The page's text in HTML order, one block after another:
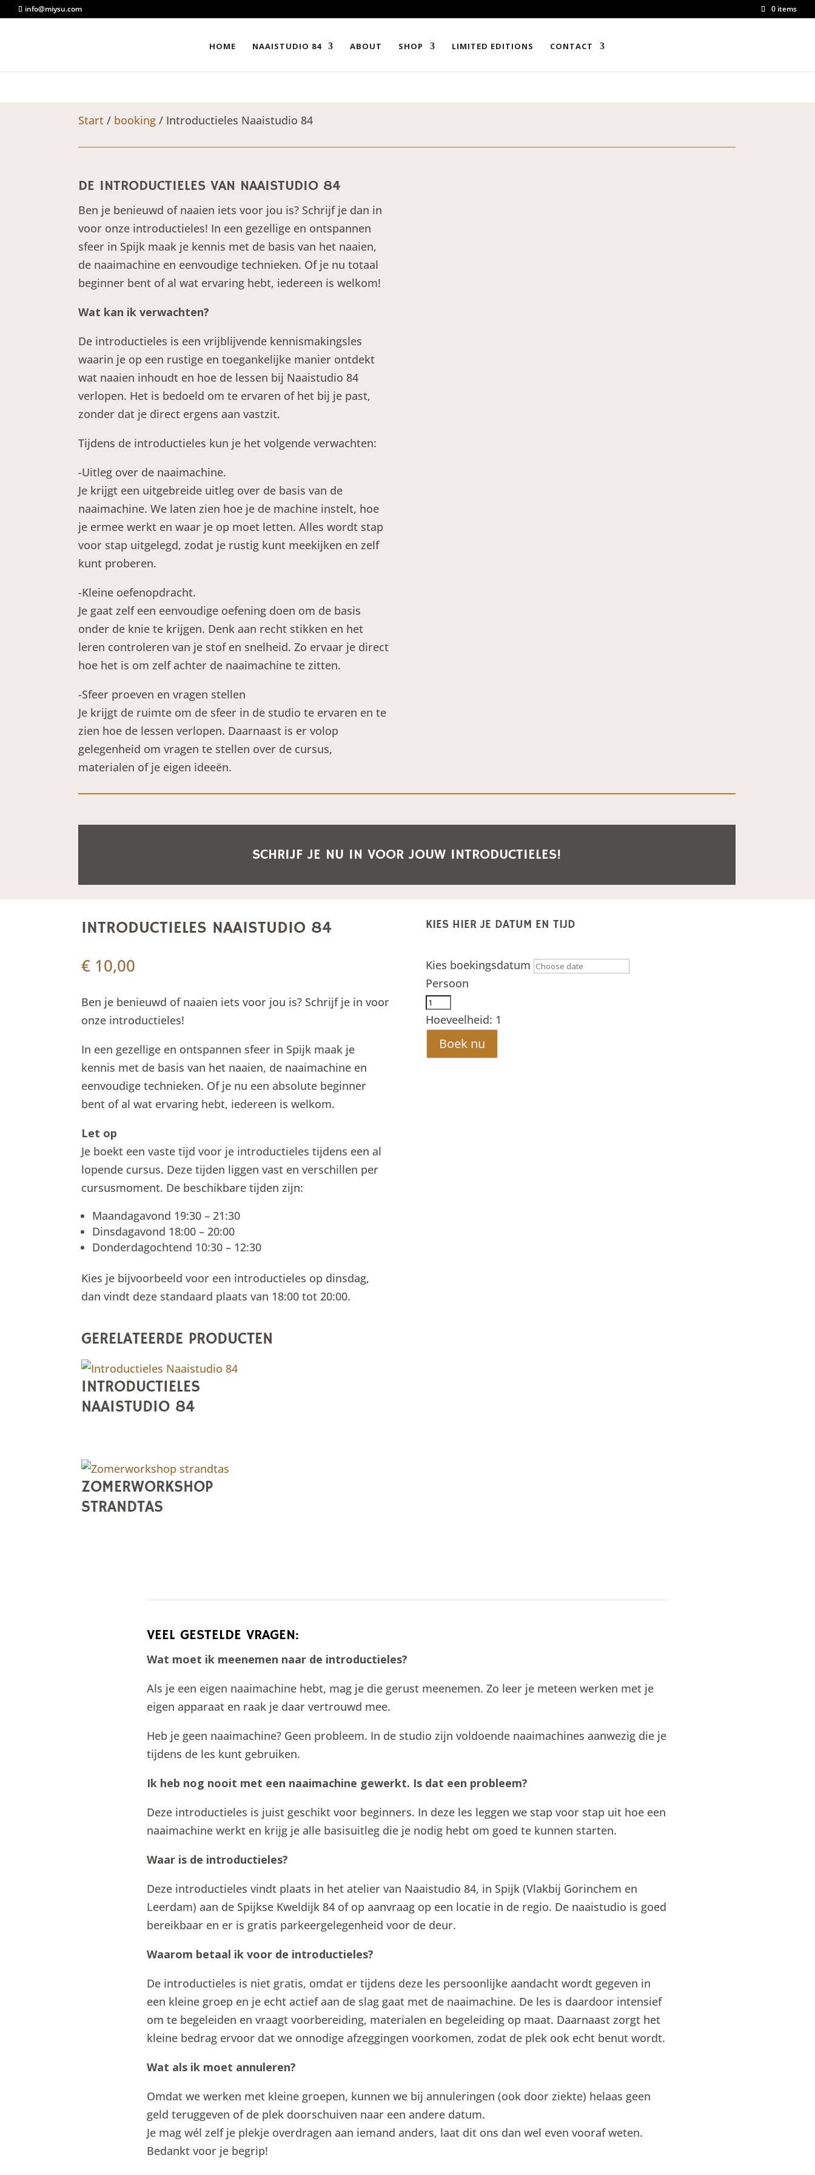
info@miysu.com 0 items
HOME NAAISTUDIO 84 ABOUT SHOP LIMITED EDITIONS CONTACT
Start/ booking/ Introductieles Naaistudio 84
DE INTRODUCTIELES VAN NAAISTUDIO 84
Ben je benieuwd of naaien iets voor jou is? Schrijf je dan in
voor onze introductieles! In een gezellige en ontspannen
sfeer in Spijk maak je kennis met de basis van het naaien,
de naaimachine en eenvoudige technieken. Of je nu totaal
beginner bent of al wat ervaring hebt, iedereen is welkom!
Wat kan ik verwachten?
De introductieles is een vrijblijvende kennismakingsles
waarin je op een rustige en toegankelijke manier ontdekt
wat naaien inhoudt en hoe de lessen bij Naaistudio 84
verlopen. Het is bedoeld om te ervaren of het bij je past,
zonder dat je direct ergens aan vastzit.
Tijdens de introductieles kun je het volgende verwachten:
-Uitleg over de naaimachine.
Je krijgt een uitgebreide uitleg over de basis van de
naaimachine. We laten zien hoe je de machine instelt, hoe
je ermee werkt en waar je op moet letten. Alles wordt stap
voor stap uitgelegd, zodat je rustig kunt meekijken en zelf
kunt proberen.
-Kleine oefenopdracht.
Je gaat zelf een eenvoudige oefening doen om de basis
onder de knie te krijgen. Denk aan recht stikken en het
leren controleren van je stof en snelheid. Zo ervaar je direct
hoe het is om zelf achter de naaimachine te zitten.
-Sfeer proeven en vragen stellen
Je krijgt de ruimte om de sfeer in de studio te ervaren en te
zien hoe de lessen verlopen. Daarnaast is er volop
gelegenheid om vragen te stellen over de cursus,
materialen of je eigen ideeën.
SCHRIJF JE NU IN VOOR JOUW INTRODUCTIELES!
INTRODUCTIELES NAAISTUDIO 84
€ 10,00
Ben je benieuwd of naaien iets voor jou is? Schrijf je in voor
onze introductieles!
In een gezellige en ontspannen sfeer in Spijk maak je
kennis met de basis van het naaien, de naaimachine en
eenvoudige technieken. Of je nu een absolute beginner
bent of al wat ervaring hebt, iedereen is welkom.
Let op
Je boekt een vaste tijd voor je introductieles tijdens een al
lopende cursus. Deze tijden liggen vast en verschillen per
cursusmoment. De beschikbare tijden zijn:
Maandagavond 19:30 – 21:30
Dinsdagavond 18:00 – 20:00
Donderdagochtend 10:30 – 12:30
Kies je bijvoorbeeld voor een introductieles op dinsdag,
dan vindt deze standaard plaats van 18:00 tot 20:00.
KIES HIER JE DATUM EN TIJD
Kies boekingsdatum
Persoon
Hoeveelheid: 1
Boek nu
GERELATEERDE PRODUCTEN
INTRODUCTIELES
NAAISTUDIO 84
ZOMERWORKSHOP
STRANDTAS
VEEL GESTELDE VRAGEN:
Wat moet ik meenemen naar de introductieles?
Als je een eigen naaimachine hebt, mag je die gerust meenemen. Zo leer je meteen werken met je
eigen apparaat en raak je daar vertrouwd mee.
Heb je geen naaimachine? Geen probleem. In de studio zijn voldoende naaimachines aanwezig die je
tijdens de les kunt gebruiken.
Ik heb nog nooit met een naaimachine gewerkt. Is dat een probleem?
Deze introductieles is juist geschikt voor beginners. In deze les leggen we stap voor stap uit hoe een
naaimachine werkt en krijg je alle basisuitleg die je nodig hebt om goed te kunnen starten.
Waar is de introductieles?
Deze introductieles vindt plaats in het atelier van Naaistudio 84, in Spijk (Vlakbij Gorinchem en
Leerdam) aan de Spijkse Kweldijk 84 of op aanvraag op een locatie in de regio. De naaistudio is goed
bereikbaar en er is gratis parkeergelegenheid voor de deur.
Waarom betaal ik voor de introductieles?
De introductieles is niet gratis, omdat er tijdens deze les persoonlijke aandacht wordt gegeven in
een kleine groep en je echt actief aan de slag gaat met de naaimachine. De les is daardoor intensief
om te begeleiden en vraagt voorbereiding, materialen en begeleiding op maat. Daarnaast zorgt het
kleine bedrag ervoor dat we onnodige afzeggingen voorkomen, zodat de plek ook echt benut wordt.
Wat als ik moet annuleren?
Omdat we werken met kleine groepen, kunnen we bij annuleringen (ook door ziekte) helaas geen
geld teruggeven of de plek doorschuiven naar een andere datum.
Je mag wél zelf je plekje overdragen aan iemand anders, laat dit ons dan wel even vooraf weten.
Bedankt voor je begrip!